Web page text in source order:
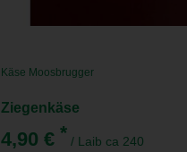
Käse Moosbrugger
Ziegenkäse
4,90 € * / Laib ca 240